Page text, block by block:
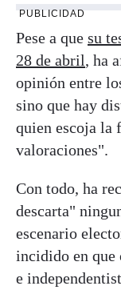
PUBLICIDAD
Pese a que su
28 de abril, ha
opinión entre
sino que hay
quien escoja la
valoraciones".
Con todo, ha
descarta"
escenario
incidido en que
e